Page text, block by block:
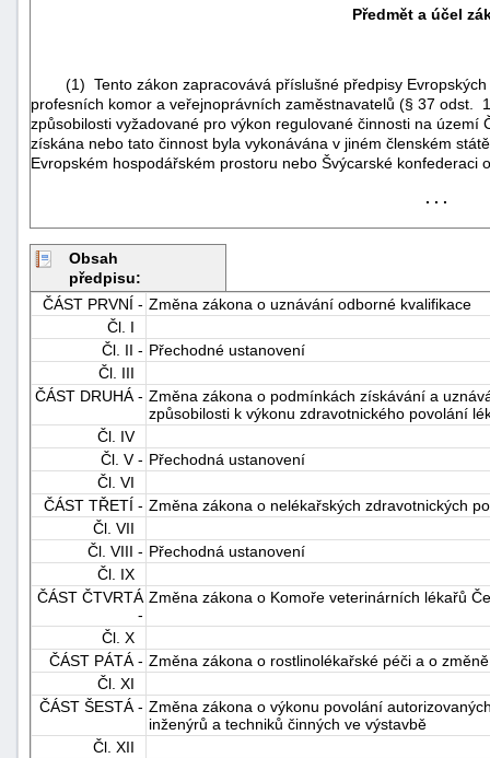
Předmět a účel
(1) Tento zákon zapracovává příslušné předpisy Evropských
profesních komor a veřejnoprávních zaměstnavatelů (§ 37 odst.
způsobilosti vyžadované pro výkon regulované činnosti na území
získána nebo tato činnost byla vykonávána v jiném členském
Evropském hospodářském prostoru nebo Švýcarské konfederaci
. . .
Obsah
předpisu:
ČÁST PRVNÍ - Změna zákona o uznávání odborné kvalifikace
Čl. I
Čl. II - Přechodné ustanovení
Čl. III
ČÁST DRUHÁ - Změna zákona o podmínkách získávání a
způsobilosti k výkonu zdravotnického povolání
Čl. IV
Čl. V - Přechodná ustanovení
Čl. VI
ČÁST TŘETÍ - Změna zákona o nelékařských zdravotnických
Čl. VII
Čl. VIII - Přechodná ustanovení
Čl. IX
ČÁST ČTVRTÁ
-
Změna zákona o Komoře veterinárních lékařů
Čl. X
ČÁST PÁTÁ - Změna zákona o rostlinolékařské péči a o
Čl. XI
ČÁST ŠESTÁ - Změna zákona o výkonu povolání
inženýrů a techniků činných ve výstavbě
Čl. XII
+náhrady
-
náhrady
"náhradě